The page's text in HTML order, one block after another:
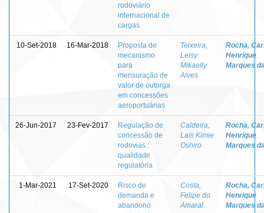
rodoviário
internacional de
cargas
10-Set-2018 16-Mar-2018
Proposta de
mecanismo
para
mensuração de
valor de outorga
em concessões
aeroportuárias
Teixeira,
Leisy
Mikaelly
Alves
Rocha,
Henrique
Marques
26-Jun-2017 23-Fev-2017
Regulação de
concessão de
rodovias :
qualidade
regulatória
Caldeira,
Laís Kimie
Oshiro
Rocha,
Henrique
Marques
1-Mar-2021 17-Set-2020
Risco de
demanda e
abandono
Costa,
Felipe do
Amaral
Rocha,
Henrique
Marques